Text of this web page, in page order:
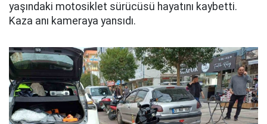
yaşındaki motosiklet sürücüsü hayatını kaybetti.
Kaza anı kameraya yansıdı.